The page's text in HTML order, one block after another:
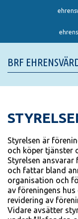
BRF
Styrelsen är
och köper tjänster
Styrelsen
och fattar bland
organisation och
av föreningens
revidering av
Vidare avsätter